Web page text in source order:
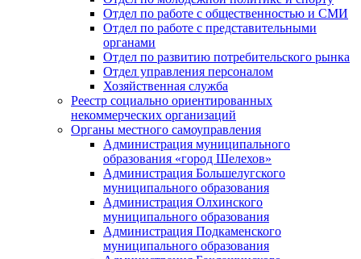
Отдел по работе с общественностью и СМИ
Отдел по работе с представительными
органами
Отдел по развитию потребительского рынка
Отдел управления персоналом
Хозяйственная служба
Реестр социально ориентированных
некоммерческих организаций
Органы местного самоуправления
Администрация муниципального
образования «город Шелехов»
Администрация Большелугского
муниципального образования
Администрация Олхинского
муниципального образования
Администрация Подкаменского
муниципального образования